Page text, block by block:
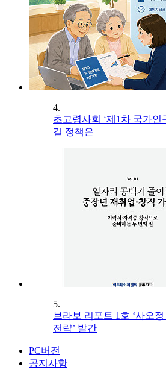
4.
초고령사회 ‘제1차 국가인
길 정책은
5.
브라보 리포트 1호 ‘사오
전략’ 발간
PC버전
공지사항